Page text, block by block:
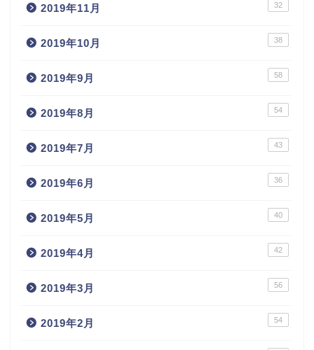
2019年11月 32
2019年10月 38
2019年9月 58
2019年8月 54
2019年7月 43
2019年6月 36
2019年5月 40
2019年4月 42
2019年3月 56
2019年2月 54